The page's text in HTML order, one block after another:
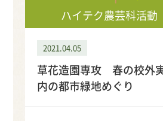
ハイテク農芸科活動
2021.04.05
草花造園専攻 春の校外
内の都市緑地めぐり